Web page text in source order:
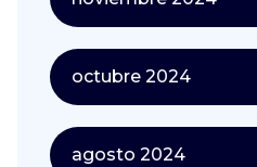
octubre 2024
agosto 2024